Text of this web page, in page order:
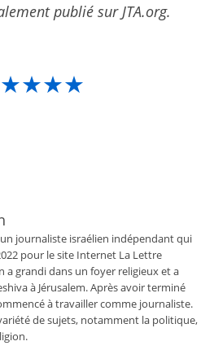
publié sur JTA.org.
journaliste israélien indépendant qui
pour le site Internet La Lettre
a grandi dans un foyer religieux et a
à Jérusalem. Après avoir terminé
à travailler comme journaliste.
de sujets, notamment la politique,